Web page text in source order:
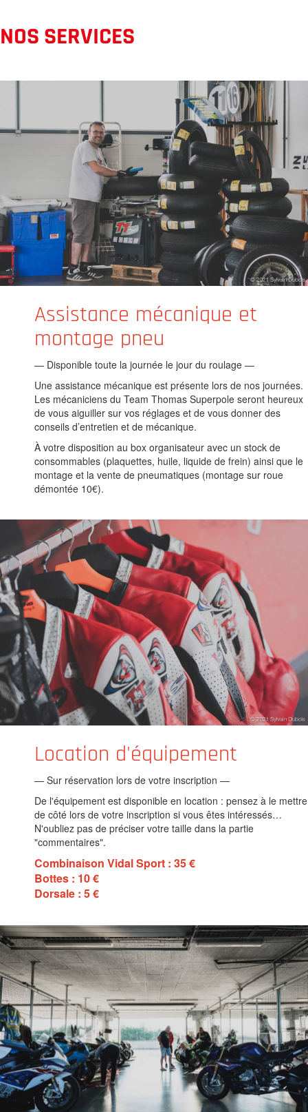
NOS SERVICES
Assistance mécanique et
montage pneu
— Disponible toute la journée le jour du roulage —
Une assistance mécanique est présente lors de nos journées.
Les mécaniciens du Team Thomas Superpole seront heureux
de vous aiguiller sur vos réglages et de vous donner des
conseils d’entretien et de mécanique.
À votre disposition au box organisateur avec un stock de
consommables (plaquettes, huile, liquide de frein) ainsi que le
montage et la vente de pneumatiques (montage sur roue
démontée 10€).
Location d'équipement
— Sur réservation lors de votre inscription —
De l'équipement est disponible en location : pensez à le mettre
de côté lors de votre inscription si vous êtes intéressés…
N'oubliez pas de préciser votre taille dans la partie
"commentaires".
Combinaison Vidal Sport : 35 €
Bottes : 10 €
Dorsale : 5 €